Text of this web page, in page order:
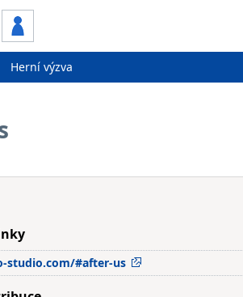
Herní výzva
studio.com/#after-us